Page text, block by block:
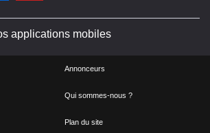
applications mobiles
Annonceurs
Qui sommes-nous ?
Plan du site